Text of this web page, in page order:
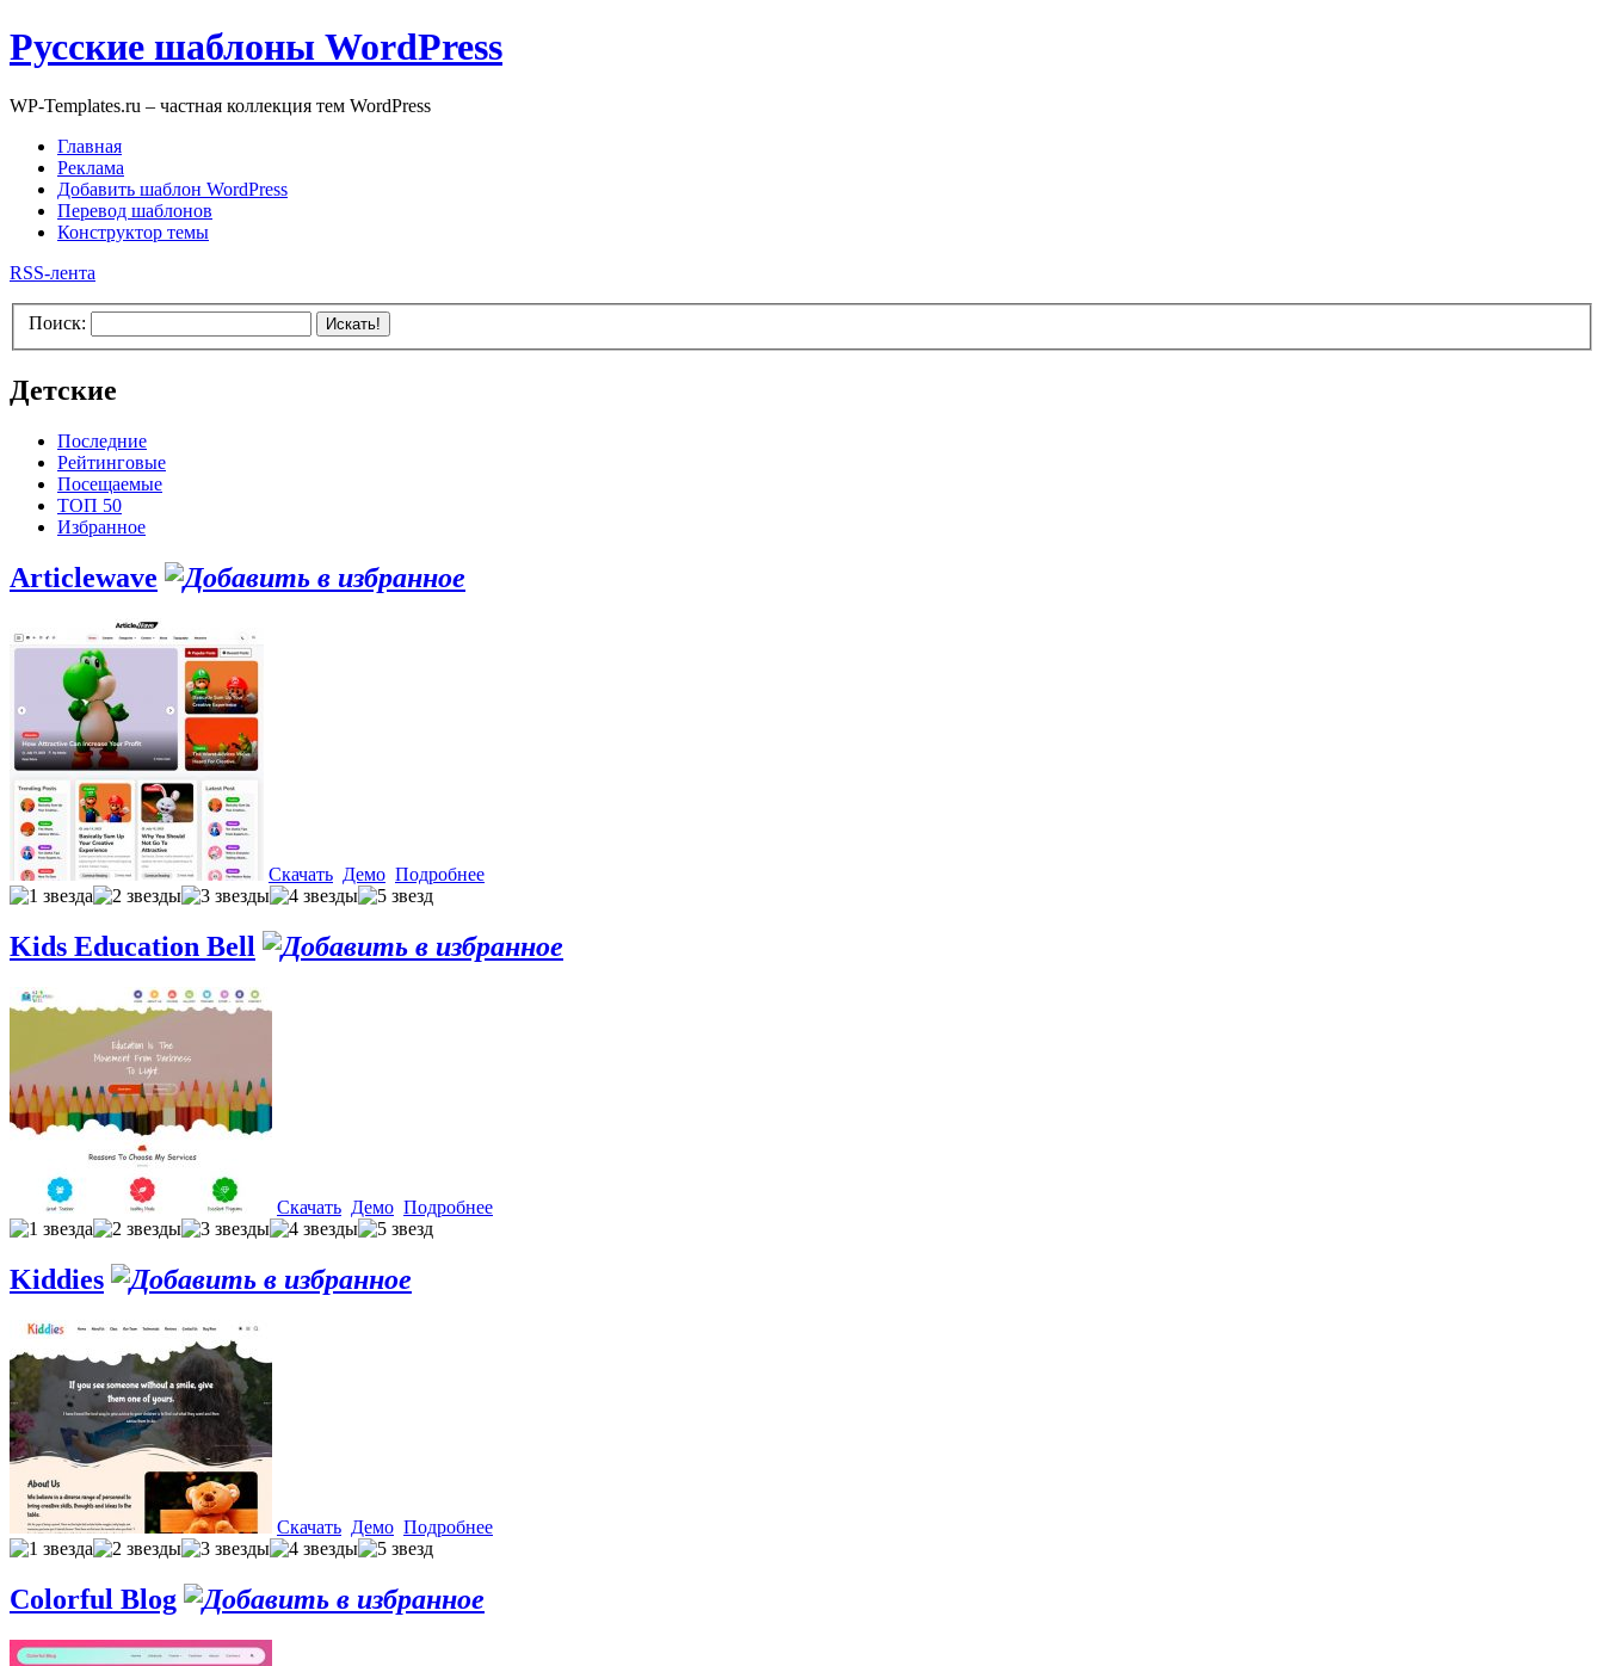
Русские шаблоны WordPress
WP-Templates.ru – частная коллекция тем WordPress
Главная
Реклама
Добавить шаблон WordPress
Перевод шаблонов
Конструктор темы
RSS-лента
Поиск: Искать!
Детские
Последние
Рейтинговые
Посещаемые
ТОП 50
Избранное
Articlewave
Скачать Демо Подробнее
Kids Education Bell
Скачать Демо Подробнее
Kiddies
Скачать Демо Подробнее
Colorful Blog